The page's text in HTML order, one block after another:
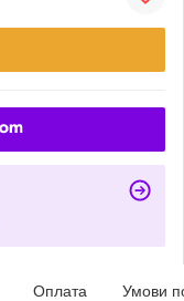
Оплата Умови